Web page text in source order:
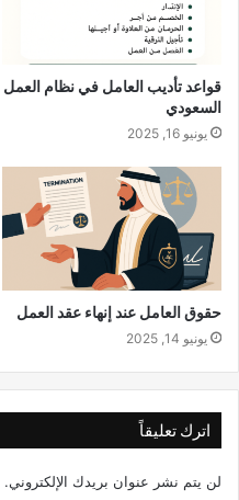
و
ن
ي
قواعد تأديب العامل في نظام العمل
السعودي
يونيو 16, 2025
حقوق العامل عند إنهاء عقد العمل
يونيو 14, 2025
اترك تعليقاً
لن يتم نشر عنوان بريدك الإلكتروني.